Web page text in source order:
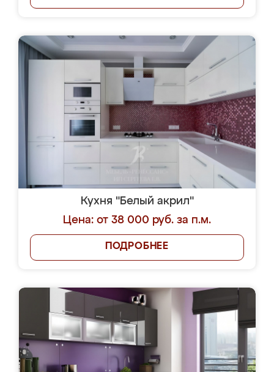
Кухня "Белый акрил"
Цена: от 38 000 руб. за п.м.
ПОДРОБНЕЕ